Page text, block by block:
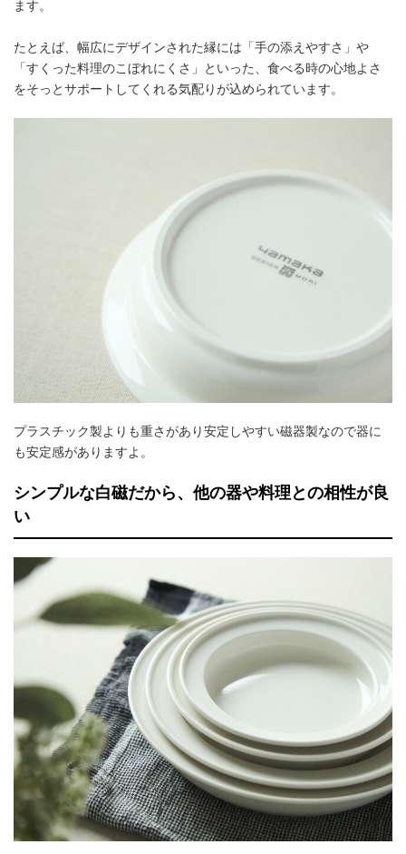
ます。
たとえば、幅広にデザインされた縁には「手の添えやすさ」や
「すくった料理のこぼれにくさ」といった、食べる時の心地よさ
をそっとサポートしてくれる気配りが込められています。
プラスチック製よりも重さがあり安定しやすい磁器製なので器に
も安定感がありますよ。
シンプルな白磁だから、他の器や料理との相性が良
い